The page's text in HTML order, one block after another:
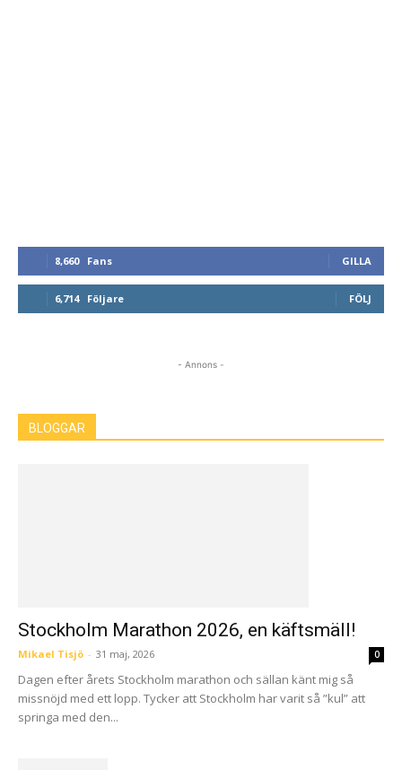
8,660 Fans GILLA
6,714 Följare FÖLJ
- Annons -
BLOGGAR
Stockholm Marathon 2026, en käftsmäll!
Mikael Tisjö - 31 maj, 2026 0
Dagen efter årets Stockholm marathon och sällan känt mig så
missnöjd med ett lopp. Tycker att Stockholm har varit så ”kul” att
springa med den...